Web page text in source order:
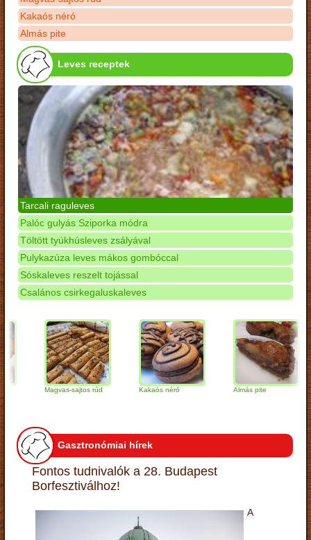
Kakaós néró
Almás pite
Leves receptek
Tarcali raguleves
Palóc gulyás Sziporka módra
Töltött tyúkhúsleves zsályával
Pulykazúza leves mákos gombóccal
Sóskaleves reszelt tojással
Csalános csirkegaluskaleves
Magvas-sajtos rúd Kakaós néró Almás pite
Gasztronómiai hírek
Fontos tudnivalók a 28. Budapest
Borfesztiválhoz!
A